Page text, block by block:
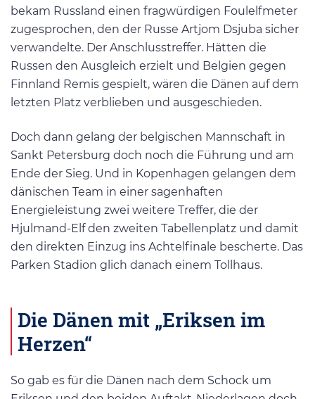
bekam Russland einen fragwürdigen Foulelfmeter
zugesprochen, den der Russe Artjom Dsjuba sicher
verwandelte. Der Anschlusstreffer. Hätten die
Russen den Ausgleich erzielt und Belgien gegen
Finnland Remis gespielt, wären die Dänen auf dem
letzten Platz verblieben und ausgeschieden.
Doch dann gelang der belgischen Mannschaft in
Sankt Petersburg doch noch die Führung und am
Ende der Sieg. Und in Kopenhagen gelangen dem
dänischen Team in einer sagenhaften
Energieleistung zwei weitere Treffer, die der
Hjulmand-Elf den zweiten Tabellenplatz und damit
den direkten Einzug ins Achtelfinale bescherte. Das
Parken Stadion glich danach einem Tollhaus.
Die Dänen mit „Eriksen im
Herzen“
So gab es für die Dänen nach dem Schock um